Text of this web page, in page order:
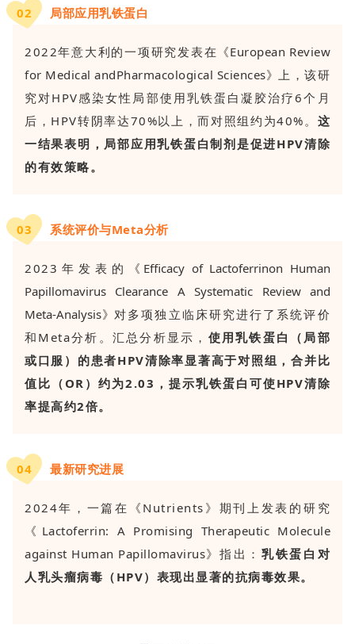
02 局部应用乳铁蛋白
2022年意大利的一项研究发表在 《European Review
for Medical andPharmacological Sciences》
上，该研
究对HPV感染女性局部使用乳铁蛋白凝胶治疗6个月
后，HPV转阴率达70%以上，而对照组约为40%。 这
一结果表明，局部应用乳铁蛋白制剂是促进HPV清除
的有效策略。
03 系统评价与Meta分析
2023年发表的
《Efficacy of Lactoferrinon Human
Papillomavirus Clearance A Systematic Review and
Meta-Analysis》 对多项独立临床研究进行了系统评价
和Meta分析。汇总分析显示， 使用乳铁蛋白（局部
或口服）的患者HPV清除率显著高于对照组，合并比
值比（OR）约为2.03，提示乳铁蛋白可使HPV清除
率提高约2倍。
04 最新研究进展
2024年，一篇在《Nutrients》期刊上发表的研究
《 Lactoferrin: A Promising Therapeutic Molecule
against Human Papillomavirus》指出： 乳铁蛋白对
人乳头瘤病毒（HPV）表现出显著的抗病毒效果。